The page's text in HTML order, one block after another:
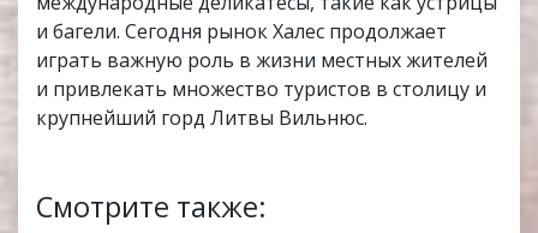
и багели. Сегодня рынок Халес продолжает
играть важную роль в жизни местных жителей
и привлекать множество туристов в столицу и
крупнейший горд Литвы Вильнюс.
Смотрите также: